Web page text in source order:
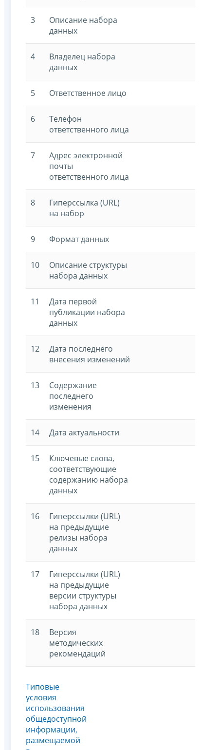
3
Описание набора
данных
4
Владелец набора
данных
5 Ответственное лицо
6
Телефон
ответственного лица
7
Адрес электронной
почты
ответственного лица
8
Гиперссылка (URL)
на набор
9 Формат данных
10
Описание структуры
набора данных
11
Дата первой
публикации набора
данных
12
Дата последнего
внесения изменений
13
Содержание
последнего
изменения
14 Дата актуальности
15
Ключевые слова,
соответствующие
содержанию набора
данных
16
Гиперссылки (URL)
на предыдущие
релизы набора
данных
17
Гиперссылки (URL)
на предыдущие
версии структуры
набора данных
18
Версия
методических
рекомендаций
Типовые
условия
использования
общедоступной
информации,
размещаемой